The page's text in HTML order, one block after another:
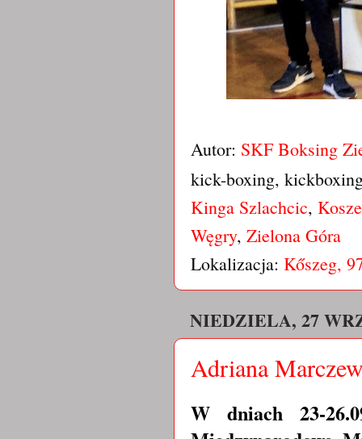
Autor: SKF Boksing
kick-boxing,
Kinga Szlachcic,
Węgry, Zielona Góra
Lokalizacja: Kőszeg,
NIEDZIELA, 27
Adriana
W dniach 23-